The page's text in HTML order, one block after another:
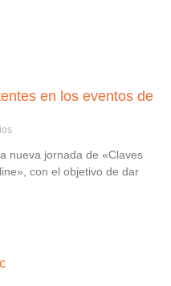
en los eventos de
nueva jornada de «Claves
con el objetivo de dar